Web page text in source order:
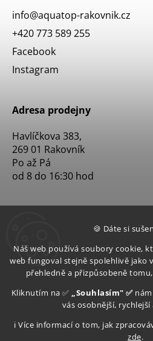
🍪 Dáte si
Náš web používá soubory cookie,
web fungoval stejně spolehlivě jako
přehledně a přizpůsobeně
Kliknutím na ✅ „Souhlasím" ✅
vás osobnější,
ℹ️ Více informací o tom, jak
zde.
info@aquatop-rakovnik.cz
+420 773 589 255
Facebook
Instagram
Adresa prodejny
Havlíčkova 383,
269 01 Rakovník
Po až Pá
od 8 do 16:30 hod